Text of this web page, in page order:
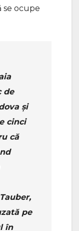
se ocupe
de
și
cinci
că
pe
în